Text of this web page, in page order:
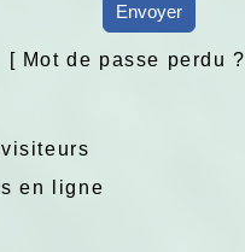
Envoyer
[ Mot de passe perdu ?
en ligne